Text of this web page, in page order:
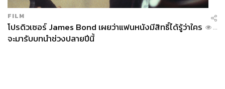
FILM
โปรดิวเซอร์ James Bond เผยว่าแฟนหนังมีสิทธิ์ได้รู้ว่าใคร
จะมารับบทนำช่วงปลายปีนี้
...